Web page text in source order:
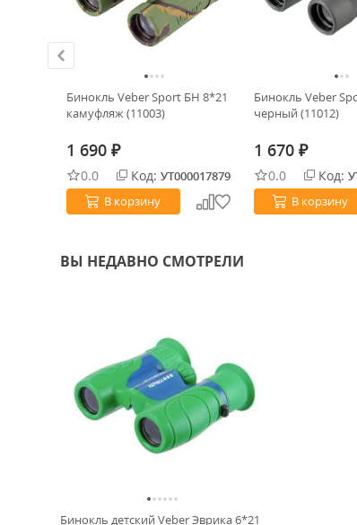
Бинокль Veber Sport БН 8*21
камуфляж (11003)
1 690 ₽
0.0 Код: УТ000017879
В корзину
Бинокль Veber
черный (11012)
1 670 ₽
0.0 Код:
В корзину
ВЫ НЕДАВНО СМОТРЕЛИ
Бинокль детский Veber Эврика 6*21